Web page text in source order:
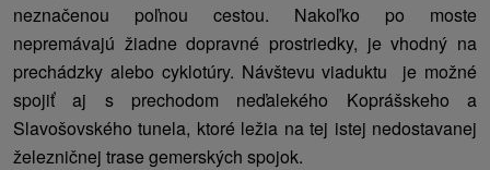
neznačenou poľnou cestou. Nakoľko po moste
nepremávajú žiadne dopravné prostriedky, je vhodný na
prechádzky alebo cyklotúry. Návštevu viaduktu je možné
spojiť aj s prechodom neďalekého Koprášskeho a
Slavošovského tunela, ktoré ležia na tej istej nedostavanej
železničnej trase gemerských spojok.